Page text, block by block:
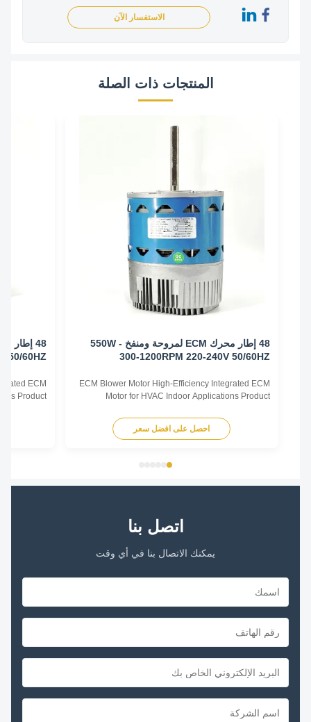
الاستفسار الآن
المنتجات ذات الصلة
48 إطار محرك ECM لمروحة ومنفخ - 550W
300-1200RPM 220-240V 50/60HZ
ECM Blower Motor High-Efficiency Integrated ECM
Motor for HVAC Indoor Applications Product
efficiency, fully integrated motor solution designed
for indoor HVAC air-moving equipment. By
احصل على افضل سعر
50/60HZ
Integrated ECM
Product
اتصل بنا
يمكنك الاتصال بنا في أي وقت